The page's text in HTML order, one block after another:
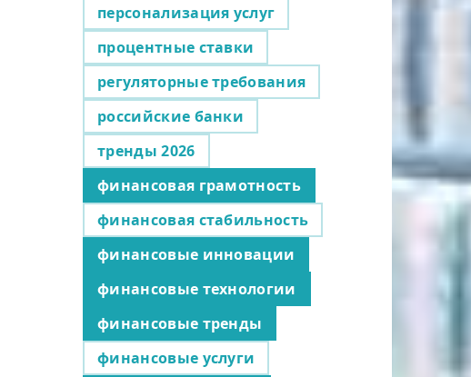
персонализация услуг
процентные ставки
регуляторные требования
российские банки
тренды 2026
финансовая грамотность
финансовая стабильность
финансовые инновации
финансовые технологии
финансовые тренды
финансовые услуги